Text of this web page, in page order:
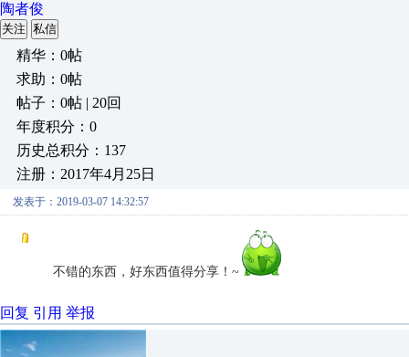
陶者俊
关注 私信
精华：0帖
求助：0帖
帖子：0帖 | 20回
年度积分：0
历史总积分：137
注册：2017年4月25日
发表于：2019-03-07 14:32:57
不错的东西，好东西值得分享！~
回复 引用 举报